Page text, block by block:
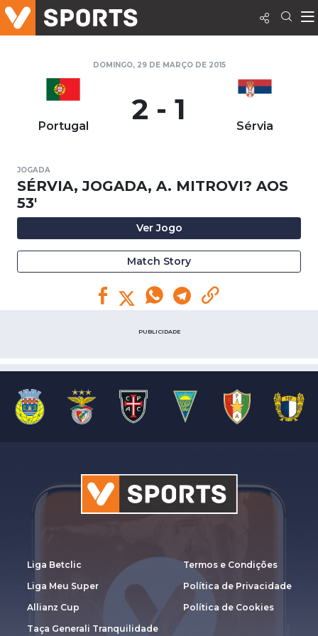
DOMINGO, 29 DE MARÇO DE 2015
Portugal 2 - 1 Sérvia
JOGADA
SÉRVIA, JOGADA, A. MITROVI? AOS
53'
Ver Jogo
Match Story
PUBLICIDADE
Liga Betclic
Liga Meu Super
Allianz Cup
Taça Generali Tranquilidade
Termos e Condições
Política de Privacidade
Política de Cookies